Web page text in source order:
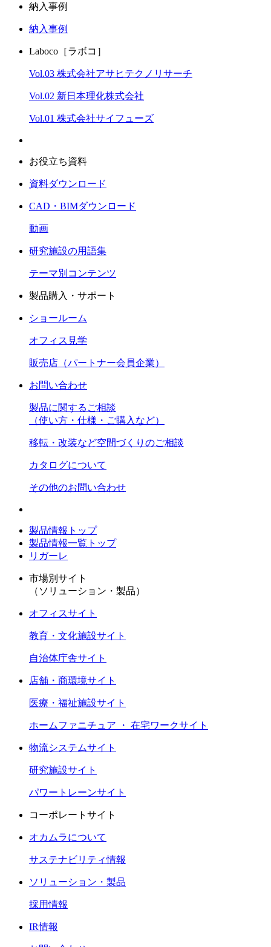
納入事例
納入事例
Laboco［ラボコ］
Vol.03 株式会社アサヒテクノリサーチ
Vol.02 新日本理化株式会社
Vol.01 株式会社サイフューズ
お役立ち資料
資料ダウンロード
CAD・BIMダウンロード
動画
研究施設の用語集
テーマ別コンテンツ
製品購入・サポート
ショールーム
オフィス見学
販売店（パートナー会員企業）
お問い合わせ
製品に関するご相談
（使い方・仕様・ご購入など）
移転・改装など空間づくりのご相談
カタログについて
その他のお問い合わせ
製品情報トップ
製品情報一覧トップ
リガーレ
市場別サイト
（ソリューション・製品）
オフィスサイト
教育・文化施設サイト
自治体庁舎サイト
店舗・商環境サイト
医療・福祉施設サイト
ホームファニチュア ・ 在宅ワークサイト
物流システムサイト
研究施設サイト
パワートレーンサイト
コーポレートサイト
オカムラについて
サステナビリティ情報
ソリューション・製品
採用情報
IR情報